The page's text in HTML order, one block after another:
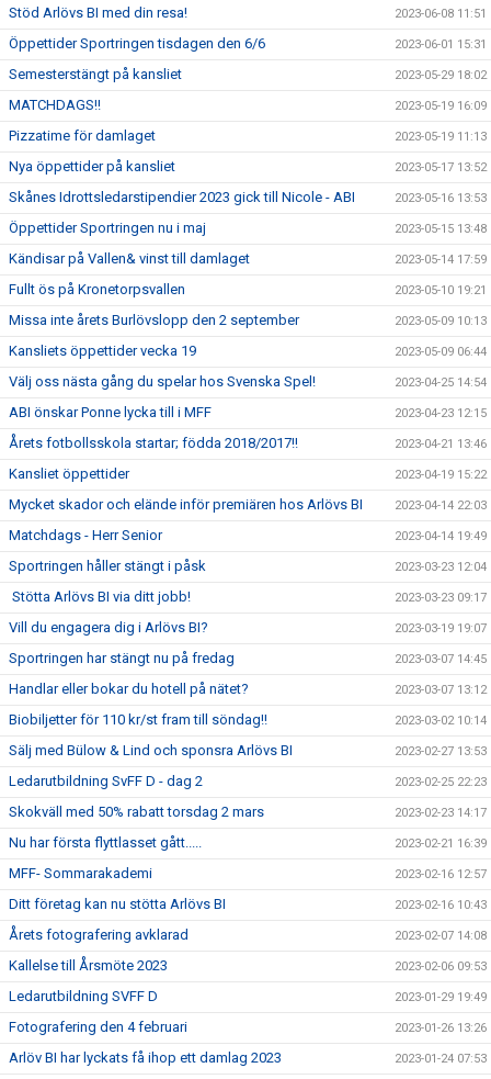
Stöd Arlövs BI med din resa! 2023-06-08 11:51
Öppettider Sportringen tisdagen den 6/6 2023-06-01 15:31
Semesterstängt på kansliet 2023-05-29 18:02
MATCHDAGS!! 2023-05-19 16:09
Pizzatime för damlaget 2023-05-19 11:13
Nya öppettider på kansliet 2023-05-17 13:52
Skånes Idrottsledarstipendier 2023 gick till Nicole - ABI 2023-05-16 13:53
Öppettider Sportringen nu i maj 2023-05-15 13:48
Kändisar på Vallen& vinst till damlaget 2023-05-14 17:59
Fullt ös på Kronetorpsvallen 2023-05-10 19:21
Missa inte årets Burlövslopp den 2 september 2023-05-09 10:13
Kansliets öppettider vecka 19 2023-05-09 06:44
Välj oss nästa gång du spelar hos Svenska Spel! 2023-04-25 14:54
ABI önskar Ponne lycka till i MFF 2023-04-23 12:15
Årets fotbollsskola startar; födda 2018/2017!! 2023-04-21 13:46
Kansliet öppettider 2023-04-19 15:22
Mycket skador och elände inför premiären hos Arlövs BI 2023-04-14 22:03
Matchdags - Herr Senior 2023-04-14 19:49
Sportringen håller stängt i påsk 2023-03-23 12:04
Stötta Arlövs BI via ditt jobb! 2023-03-23 09:17
Vill du engagera dig i Arlövs BI? 2023-03-19 19:07
Sportringen har stängt nu på fredag 2023-03-07 14:45
Handlar eller bokar du hotell på nätet? 2023-03-07 13:12
Biobiljetter för 110 kr/st fram till söndag!! 2023-03-02 10:14
Sälj med Bülow & Lind och sponsra Arlövs BI 2023-02-27 13:53
Ledarutbildning SvFF D - dag 2 2023-02-25 22:23
Skokväll med 50% rabatt torsdag 2 mars 2023-02-23 14:17
Nu har första flyttlasset gått..... 2023-02-21 16:39
MFF- Sommarakademi 2023-02-16 12:57
Ditt företag kan nu stötta Arlövs BI 2023-02-16 10:43
Årets fotografering avklarad 2023-02-07 14:08
Kallelse till Årsmöte 2023 2023-02-06 09:53
Ledarutbildning SVFF D 2023-01-29 19:49
Fotografering den 4 februari 2023-01-26 13:26
Arlöv BI har lyckats få ihop ett damlag 2023 2023-01-24 07:53